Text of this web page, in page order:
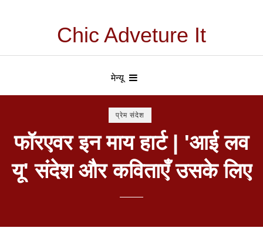
Chic Adveture It
मेन्यू
प्रेम संदेश
फॉरएवर इन माय हार्ट | 'आई लव
यू' संदेश और कविताएँ उसके लिए